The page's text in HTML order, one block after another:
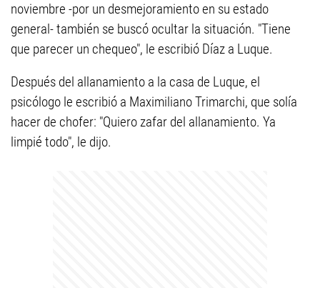
noviembre -por un desmejoramiento en su estado
general- también se buscó ocultar la situación. "Tiene
que parecer un chequeo", le escribió Díaz a Luque.
Después del allanamiento a la casa de Luque, el
psicólogo le escribió a Maximiliano Trimarchi, que solía
hacer de chofer: "Quiero zafar del allanamiento. Ya
limpié todo", le dijo.